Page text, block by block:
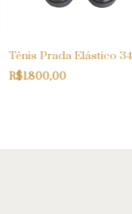
Tênis Prada Elástico 34
R$1.800,00